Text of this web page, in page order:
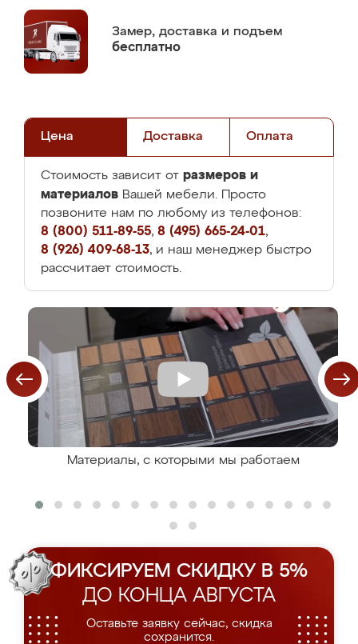
Замер, доставка и подъем
бесплатно
Цена Доставка Оплата
Стоимость зависит от размеров и
материалов Вашей мебели. Просто
позвоните нам по любому из телефонов:
8 (800) 511-89-55, 8 (495) 665-24-01,
8 (926) 409-68-13, и наш менеджер быстро
рассчитает стоимость.
Материалы, с которыми мы работаем
ФИКСИРУЕМ СКИДКУ В 5%
ДО КОНЦА АВГУСТА
Оставьте заявку сейчас, скидка
сохранится.